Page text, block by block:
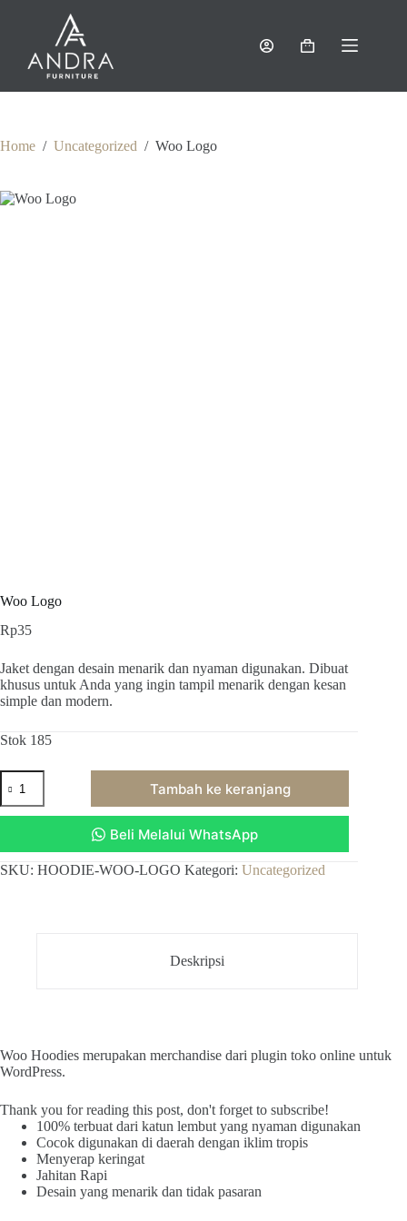
Shopping
Home / Uncategorized / Woo Logo
Woo Logo
Rp35
Jaket dengan desain menarik dan nyaman digunakan. Dibuat
khusus untuk Anda yang ingin tampil menarik dengan kesan
simple dan modern.
Stok 185
Kuantitas
Woo
Logo
Tambah ke keranjang
Beli Melalui WhatsApp
SKU: HOODIE-WOO-LOGO Kategori: Uncategorized
Deskripsi
Woo Hoodies merupakan merchandise dari plugin toko online untuk
WordPress.
Thank you for reading this post, don't forget to subscribe!
100% terbuat dari katun lembut yang nyaman digunakan
Cocok digunakan di daerah dengan iklim tropis
Menyerap keringat
Jahitan Rapi
Desain yang menarik dan tidak pasaran